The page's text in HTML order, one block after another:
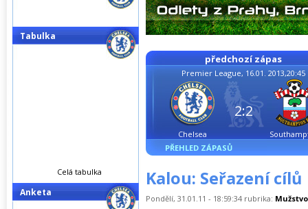
předchozí zápas
Premier League, 16.01. 2013,20:45
Chelsea
2:2
PŘEHLED ZÁPASŮ
Kalou: Seřazení cílů
Pondělí, 31.01.11 - 18:59:34 rubrika: Mužstvo
Tabulka
Celá tabulka
Anketa